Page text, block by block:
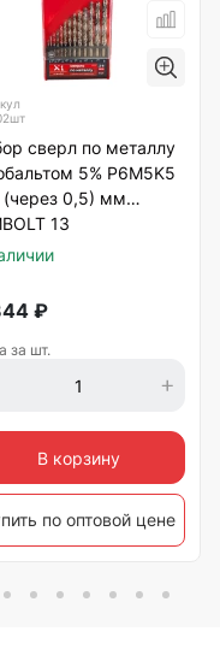
сверл по металлу
5% P6M5K5
(через 0,5) мм
13
бокс
₽
за шт.
В корзину
по оптовой цене